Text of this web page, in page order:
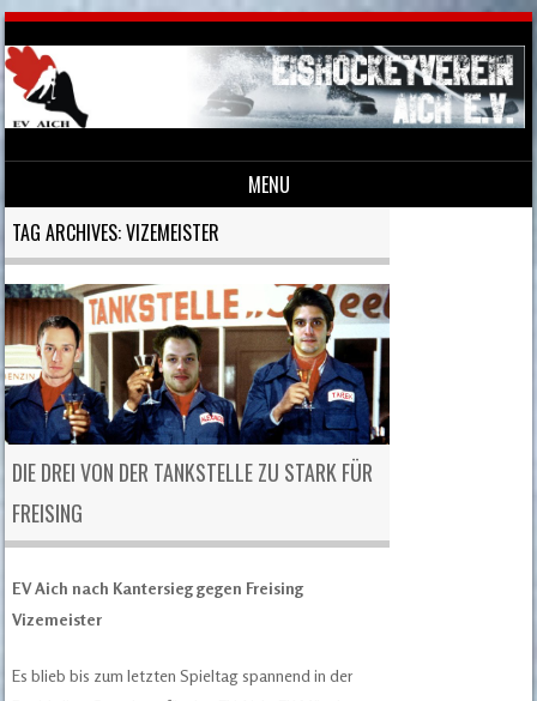
MENU
Skip to content
TAG ARCHIVES:VIZEMEISTER
DIE DREI VON DER TANKSTELLE ZU STARK FÜR
FREISING
EV Aich nach Kantersieg gegen Freising
Vizemeister
Es blieb bis zum letzten Spieltag spannend in der